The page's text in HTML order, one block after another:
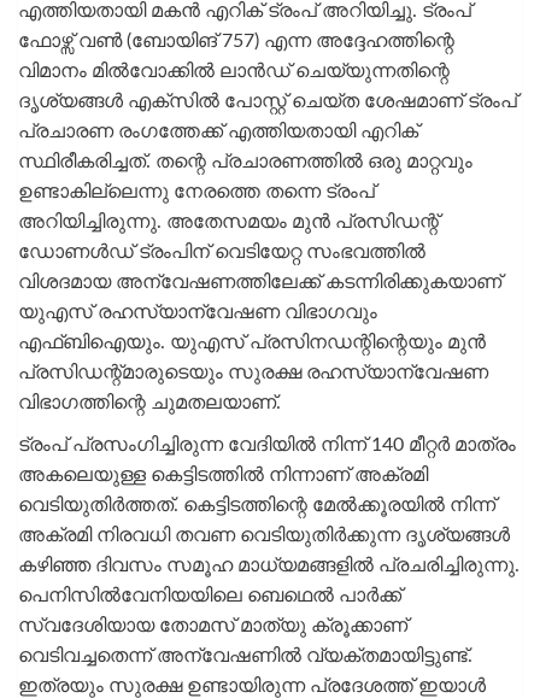
എത്തിയതായി മകൻ എറിക് ട്രംപ് അറിയിച്ചു. ട്രംപ്
ഫോഴ്സ്​ വൺ (ബോയിങ് 757) എന്ന അദ്ദേഹത്തിന്റെ
വിമാനം മിൽവോക്കിൽ ലാൻഡ് ചെയ്യുന്നതിന്റെ
ദൃശ്യങ്ങൾ എക്സിൽ പോസ്റ്റ് ചെയ്ത ശേഷമാണ് ട്രംപ്
പ്രചാരണ രംഗത്തേക്ക് എത്തിയതായി എറിക്
സ്ഥിരീകരിച്ചത്. തന്റെ പ്രചാരണത്തിൽ ഒരു മാറ്റവും
ഉണ്ടാകില്ലെന്നു നേരത്തെ തന്നെ ട്രംപ്
അറിയിച്ചിരുന്നു. അതേസമയം മുൻ പ്രസിഡന്റ്
ഡോണൾഡ് ട്രംപിന് വെടിയേറ്റ സംഭവത്തിൽ
വിശദമായ അന്വേഷണത്തിലേക്ക് കടന്നിരിക്കുകയാണ്
യുഎസ് രഹസ്യാന്വേഷണ വിഭാഗവും
എഫ്ബിഐയും. യുഎസ് പ്രസിനഡന്റിന്റെയും മുൻ
പ്രസിഡന്റ്മാരുടെയും സുരക്ഷ രഹസ്യാന്വേഷണ
വിഭാഗത്തിന്റെ ചുമതലയാണ്.
ട്രംപ് പ്രസംഗിച്ചിരുന്ന വേദിയിൽ നിന്ന് 140 മീറ്റർ മാത്രം
അകലെയുള്ള കെട്ടിടത്തിൽ നിന്നാണ് അക്രമി
വെടിയുതിർത്തത്. കെട്ടിടത്തിന്റെ മേൽക്കൂരയിൽ നിന്ന്
അക്രമി നിരവധി തവണ വെടിയുതിർക്കുന്ന ദൃശ്യങ്ങൾ
കഴിഞ്ഞ ദിവസം സമൂഹ മാധ്യമങ്ങളിൽ പ്രചരിച്ചിരുന്നു.
പെനിസിൽവേനിയയിലെ ബെഥെൽ പാർക്ക്
സ്വദേശിയായ തോമസ് മാത്യു ക്രൂക്കാണ്
വെടിവച്ചതെന്ന് അന്വേഷണിൽ വ്യക്തമായിട്ടുണ്ട്.
ഇത്രയും സുരക്ഷ ഉണ്ടായിരുന്ന പ്രദേശത്ത് ഇയാൾ